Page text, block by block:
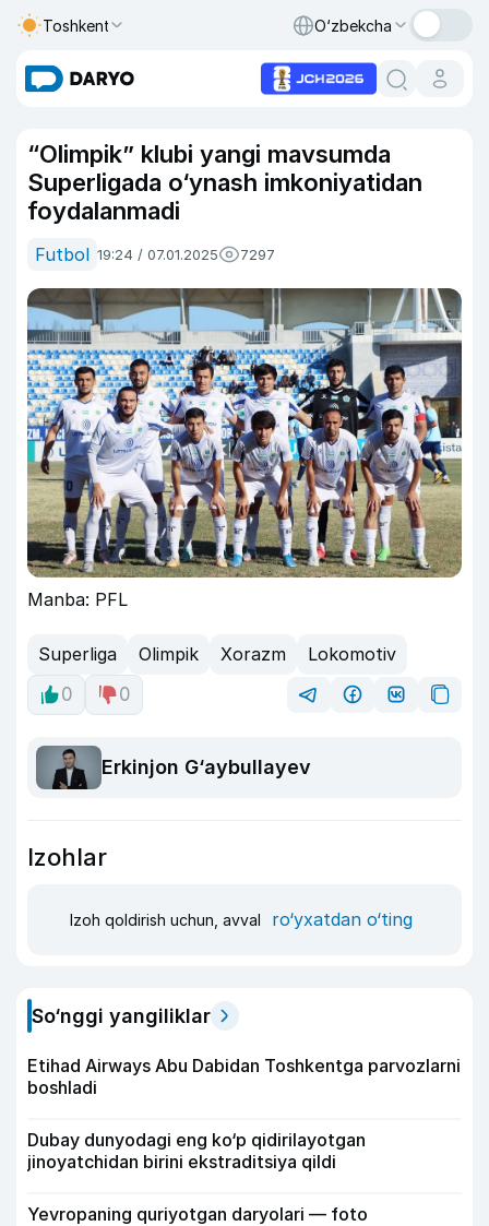
Toshkent O‘zbekcha
“Olimpik” klubi yangi mavsumda
Superligada o‘ynash imkoniyatidan
foydalanmadi
Futbol 19:24 / 07.01.2025 7297
Manba: PFL
Superliga Olimpik Xorazm
Lokomotiv
0
0
Erkinjon G‘aybullayev
Izohlar
Izoh qoldirish uchun, avval ro‘yxatdan o‘ting
So‘nggi yangiliklar
Etihad Airways Abu Dabidan Toshkentga parvozlarni
boshladi
Dubay dunyodagi eng ko‘p qidirilayotgan
jinoyatchidan birini ekstraditsiya qildi
Yevropaning quriyotgan daryolari — foto